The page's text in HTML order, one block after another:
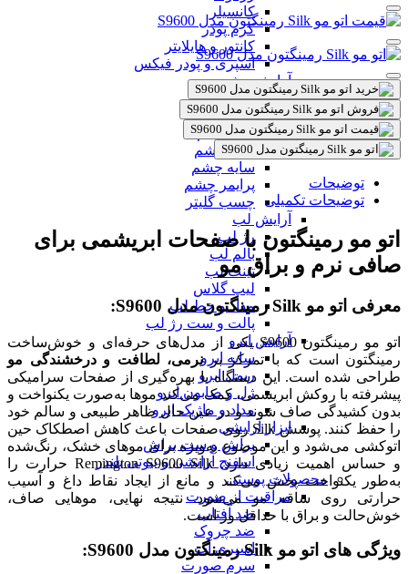
کانسیلر
کرم پودر
کانتور و هایلایتر
اسپری و پودر فیکس
آرایش چشم
ریمل
گلیتر
خط چشم
مداد چشم
سایه چشم
پرایمر چشم
چسب گلیتر
آرایش لب
رژ لب
بالم لب
تینت لب
لیپ گلاس
مداد و خط لب
پالت و ست رژ لب
آرایش ابرو
سایه ابرو
ریمل ابرو
ژل و صابون ابرو
مداد و ماژیک ابرو
ابزار آرایشی
براش و ست براش
اسفنج آرایشی و بیوتی بلندر
محصولات پوستی
مراقبت از صورت
ضد آفتاب
ضد چروک
اسپری آب
سرم صورت
توضیحات
توضیحات تکمیلی
اتو مو رمینگتون با صفحات ابریشمی برای
صافی نرم و براق مو
معرفی اتو مو Silk رمینگتون مدل S9600:
اتو مو رمینگتون S9600 یکی از مدل‌های حرفه‌ای و خوش‌ساخت
رمینگتون است که با تمرکز برنرمی، لطافت و درخشندگی مو
طراحی شده است. این دستگاه با بهره‌گیری از صفحات سرامیکی
پیشرفته با روکش ابریشمی، کمک می‌کند موها به‌صورت یکنواخت و
بدون کشیدگی صاف شوند و در عین حال ظاهر طبیعی و سالم خود
را حفظ کنند. پوشش Silk روی صفحات باعث کاهش اصطکاک حین
اتوکشی می‌شود و این موضوع به‌ویژه برای موهای خشک، رنگ‌شده
و حساس اهمیت زیادی دارد. Remington S9600 Silk حرارت را
به‌طور یکنواخت پخش می‌کند و مانع از ایجاد نقاط داغ و آسیب
حرارتی روی ساقه مو می‌شود. نتیجه نهایی، موهایی صاف،
خوش‌حالت و براق با حداقل وز است.
ویژگی های اتو مو Silk رمینگتون مدل S9600: